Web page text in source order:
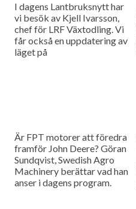
I dagens Lantbruksnytt har
vi besök av Kjell Ivarsson,
chef för LRF Växtodling. Vi
får också en uppdatering av
läget på
Är FPT motorer att föredra
framför John Deere? Göran
Sundqvist, Swedish Agro
Machinery berättar vad han
anser i dagens program.